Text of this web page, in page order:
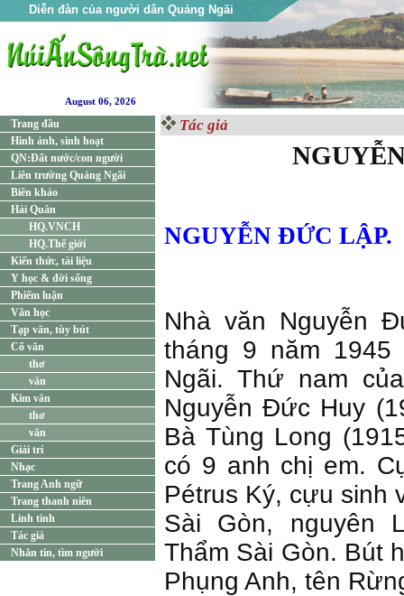
Diễn đàn của người dân Quảng Ngãi
August 06, 2026
Trang đầu
Hình ảnh, sinh hoạt
QN:Đất nước/con người
Liên trường Quảng Ngãi
Biên khảo
Hải Quân
HQ.VNCH
HQ.Thế giới
Kiến thức, tài liệu
Y học & đời sống
Phiếm luận
Văn học
Tạp văn, tùy bút
Cổ văn
thơ
văn
Kim văn
thơ
văn
Giải trí
Nhạc
Trang Anh ngữ
Trang thanh niên
Linh tinh
Tác giả
Nhắn tin, tìm người
Tác giả
NGUYỄN ĐỨC LẬP.
Nhà văn Nguyễn
tháng 9 năm
Ngãi. Thứ nam
Nguyễn Đức Huy
Bà Tùng Long
có 9 anh chị em.
Pétrus Ký, cựu sinh
Sài Gòn, nguyên
Thẩm Sài Gòn. Bút
Phụng Anh, tên